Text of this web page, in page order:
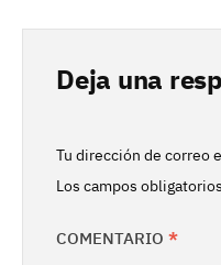
Deja una
Tu dirección de correo
Los campos
COMENTARIO *